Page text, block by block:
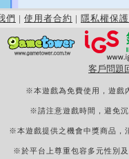
們 | 使用者合約 | 隱私權保護
客戶問題
※本遊戲為免費使用，遊戲
※請注意遊戲時間，避免
※本遊戲提供之機會中獎商品，
※於平台上尊重包容多元性別